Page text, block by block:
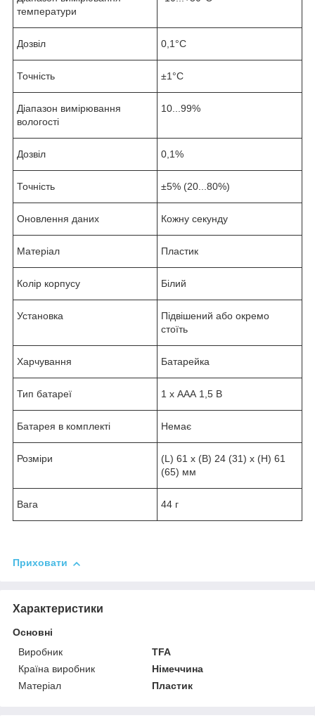
температури
Дозвіл 0,1°C
Точність ±1°C
Діапазон вимірювання
вологості
10...99%
Дозвіл 0,1%
Точність ±5% (20...80%)
Оновлення даних Кожну секунду
Матеріал Пластик
Колір корпусу Білий
Установка
Підвішений або окремо
стоїть
Харчування Батарейка
Тип батареї 1 x ААА 1,5 В
Батарея в комплекті Немає
Розміри
(L) 61 x (B) 24 (31) x (H) 61
(65) мм
Вага 44 г
Приховати
Характеристики
Основні
Виробник
TFA
Країна виробник
Німеччина
Матеріал
Пластик